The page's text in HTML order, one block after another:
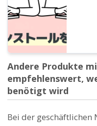
Andere Produkte
empfehlenswert,
benötigt wird
Bei der geschäftlichen